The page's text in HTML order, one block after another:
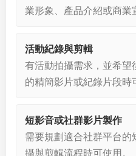
業形象、產品介紹或商業
活動紀錄與剪輯
有活動拍攝需求，並希望
的精簡影片或紀錄片段時
短影音或社群影片製作
需要規劃適合社群平台的
攝與剪輯流程時可使用。